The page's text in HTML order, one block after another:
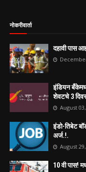
नोकरीवार्ता
दहावी पास
इंडियन
शेवटचे 3
August
इंडो-तिबेट
अर्ज.!.
August
10 वी पास!